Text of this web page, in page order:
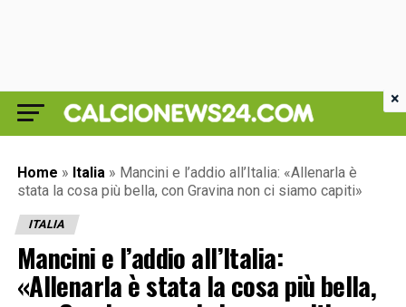
Home » Italia » Mancini e l’addio all’Italia: «Allenarla è
stata la cosa più bella, con Gravina non ci siamo capiti»
ITALIA
Mancini e l’addio all’Italia:
«Allenarla è stata la cosa più bella,
×